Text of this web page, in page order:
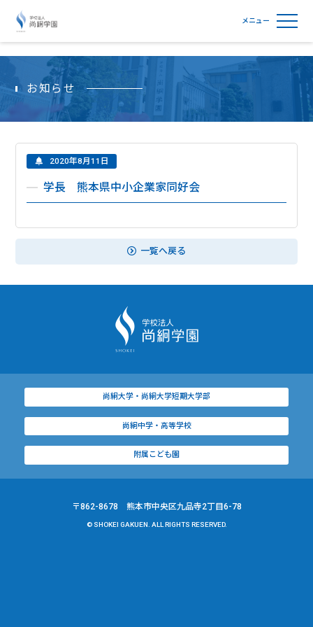
学校法人尚絅学園
お知らせ
2020年8月11日
学長 熊本県中小企業家同好会
一覧へ戻る
尚絅大学・尚絅大学短期大学部
尚絅中学・高等学校
附属こども園
〒862-8678 熊本市中央区九品寺2丁目6-78
© SHOKEI GAKUEN. ALL RIGHTS RESERVED.